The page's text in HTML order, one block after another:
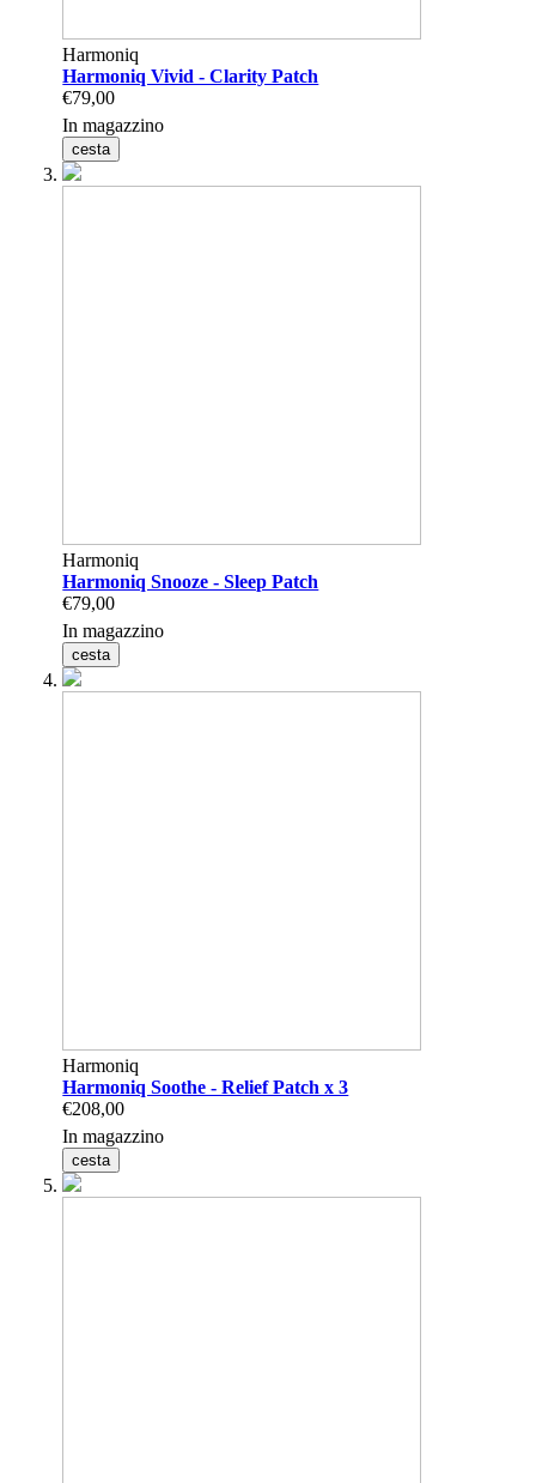
Harmoniq
Harmoniq Vivid - Clarity Patch
€79,00
In magazzino
cesta
Harmoniq
Harmoniq Snooze - Sleep Patch
€79,00
In magazzino
cesta
Harmoniq
Harmoniq Soothe - Relief Patch x 3
€208,00
In magazzino
cesta